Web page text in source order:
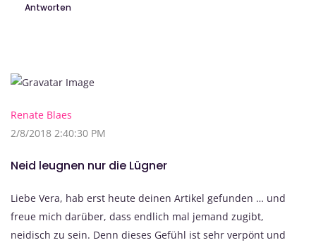
Antworten
Renate Blaes
2/8/2018 2:40:30 PM
Neid leugnen nur die Lügner
Liebe Vera, hab erst heute deinen Artikel gefunden … und
freue mich darüber, dass endlich mal jemand zugibt,
neidisch zu sein. Denn dieses Gefühl ist sehr verpönt und